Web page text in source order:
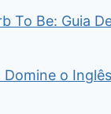
To Be: Guia
o